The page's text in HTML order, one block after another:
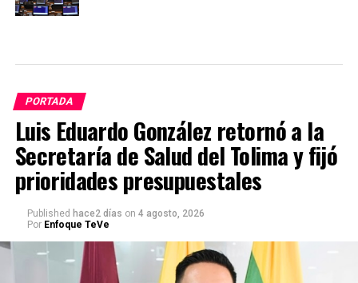
PORTADA
Luis Eduardo González retornó a la
Secretaría de Salud del Tolima y fijó
prioridades presupuestales
Published hace2 días on 4 agosto, 2026
Por Enfoque TeVe